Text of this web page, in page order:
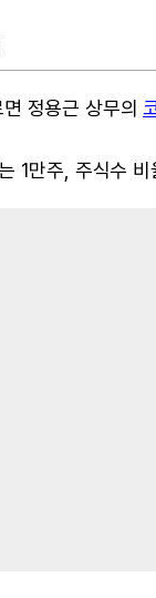
면 정용근 상무의
1만주, 주식수